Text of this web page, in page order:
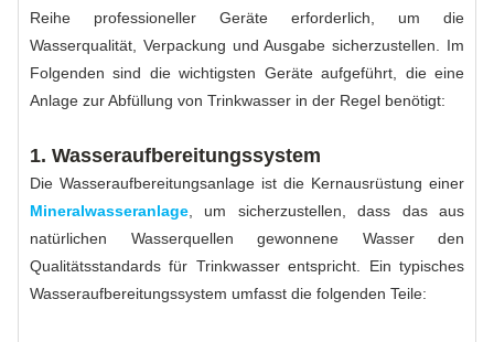
Reihe professioneller Geräte erforderlich, um die
Wasserqualität, Verpackung und Ausgabe sicherzustellen. Im
Folgenden sind die wichtigsten Geräte aufgeführt, die eine
Anlage zur Abfüllung von Trinkwasser in der Regel benötigt:
1. Wasseraufbereitungssystem
Die Wasseraufbereitungsanlage ist die Kernausrüstung einer
Mineralwasseranlage , um sicherzustellen, dass das aus
natürlichen Wasserquellen gewonnene Wasser den
Qualitätsstandards für Trinkwasser entspricht. Ein typisches
Wasseraufbereitungssystem umfasst die folgenden Teile: